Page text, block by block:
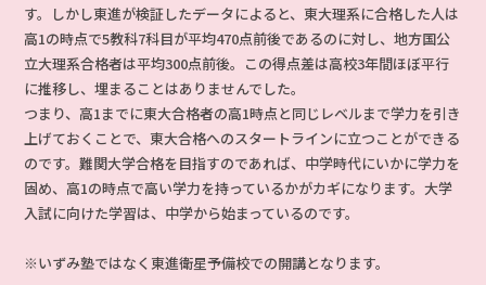
す。しかし東進が検証したデータによると、東大理系に合格した人は
高1の時点で5教科7科目が平均470点前後であるのに対し、地方国公
立大理系合格者は平均300点前後。この得点差は高校3年間ほぼ平行
に推移し、埋まることはありませんでした。
つまり、高1までに東大合格者の高1時点と同じレベルまで学力を引き
上げておくことで、東大合格へのスタートラインに立つことができる
のです。難関大学合格を目指すのであれば、中学時代にいかに学力を
固め、高1の時点で高い学力を持っているかがカギになります。大学
入試に向けた学習は、中学から始まっているのです。
※いずみ塾ではなく東進衛星予備校での開講となります。